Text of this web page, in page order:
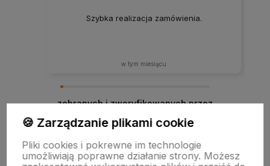
Szybka realizacja zamówienia.
w tym miesiącu
zebranych i zweryfikowanych przez
🍪 Zarządzanie plikami cookie
Pliki cookies i pokrewne im technologie
umożliwiają poprawne działanie strony. Możesz